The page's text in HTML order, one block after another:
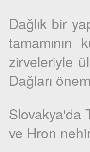
Dağlık bir
tamamının
zirveleriyle
Dağları
Slovakya'da
ve Hron